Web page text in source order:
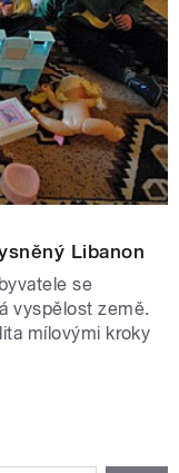
Libanon
se
vyspělost země.
mílovými kroky